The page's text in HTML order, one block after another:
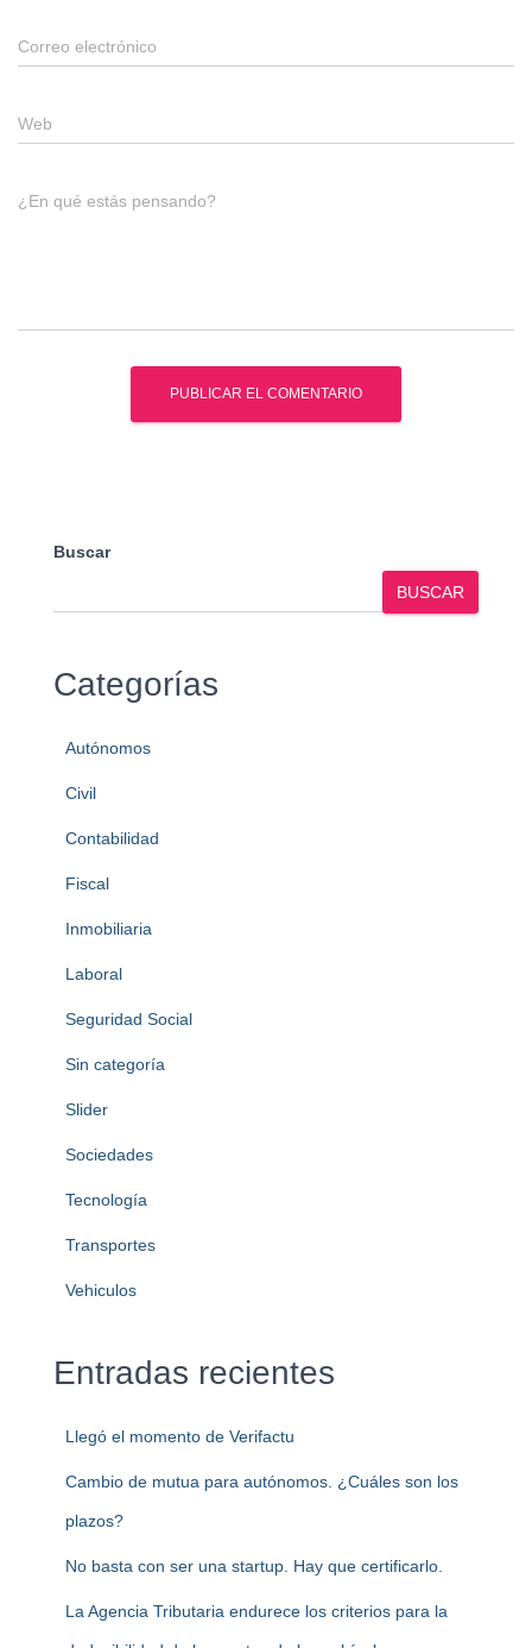
Correo electrónico
Web
¿En qué estás pensando?
Buscar
BUSCAR
Categorías
Autónomos
Civil
Contabilidad
Fiscal
Inmobiliaria
Laboral
Seguridad Social
Sin categoría
Slider
Sociedades
Tecnología
Transportes
Vehiculos
Entradas recientes
Llegó el momento de Verifactu
Cambio de mutua para autónomos. ¿Cuáles son los
plazos?
No basta con ser una startup. Hay que certificarlo.
La Agencia Tributaria endurece los criterios para la